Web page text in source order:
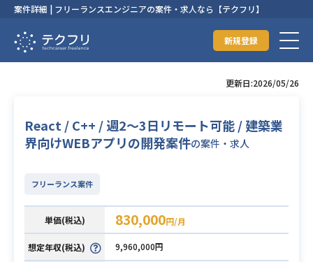
案件詳細 | フリーランスエンジニアの案件・求人なら【テクフリ】
新規登録
更新日:2026/05/26
React / C++ / 週2〜3日リモート可能 / 建築業
界向けWEBアプリの開発案件の案件・求人
フリーランス案件
単価(税込) 830,000円/月
想定年収(税込) 9,960,000円